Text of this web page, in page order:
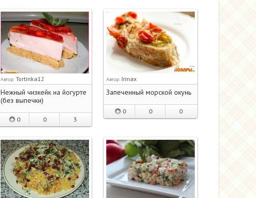
Автор: Tortinka12
Нежный чизкейк на йогурте
(без выпечки)
0 0 3
Автор: Irinax
Запеченный морской окунь
0 0 0